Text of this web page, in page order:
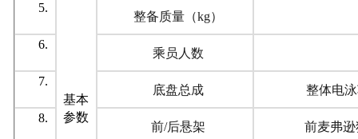
基本
参数
5.
整备质量（kg）
6.
乘员人数
7.
底盘总成 整体电
8.
前/后悬架 前麦弗